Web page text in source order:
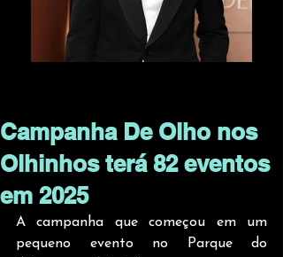
Campanha De Olho nos
Olhinhos terá 82 eventos
em 2025
A campanha que começou em um
pequeno evento no Parque do